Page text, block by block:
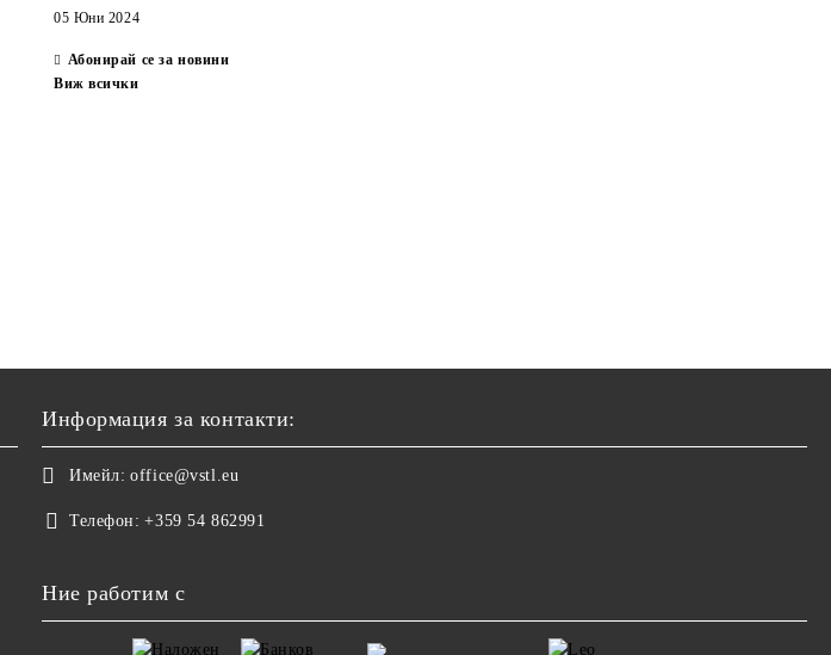
05 Юни 2024
Абонирай се за новини
Виж всички
Информация за контакти:
Имейл: office@vstl.eu
Телефон: +359 54 862991
Ние работим с